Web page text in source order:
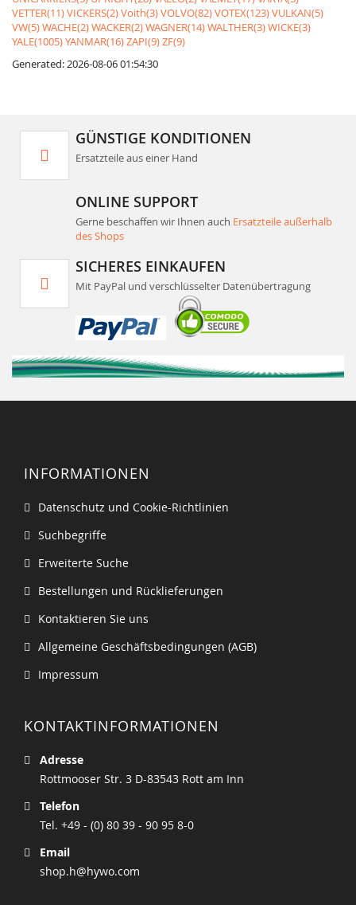
VETTER(11)VICKERS(2)Voith(3)VOLVO(82)VOTEX(123)VULKAN(5)
VW(5)WACHE(2)WACKER(2)WAGNER(14)WALTHER(3)WICKE(3)
YALE(1005)YANMAR(16)ZAPI(9)ZF(9)
Generated: 2026-08-06 01:54:30
GÜNSTIGE KONDITIONEN
Ersatzteile aus einer Hand
ONLINE SUPPORT
Gerne beschaffen wir Ihnen auch Ersatzteile außerhalb
des Shops
SICHERES EINKAUFEN
Mit PayPal und verschlüsselter Datenübertragung
INFORMATIONEN
Datenschutz und Cookie-Richtlinien
Suchbegriffe
Erweiterte Suche
Bestellungen und Rücklieferungen
Kontaktieren Sie uns
Allgemeine Geschäftsbedingungen (AGB)
Impressum
KONTAKTINFORMATIONEN
Adresse
Rottmooser Str. 3 D-83543 Rott am Inn
Telefon
Tel. +49 - (0) 80 39 - 90 95 8-0
Email
shop.h@hywo.com